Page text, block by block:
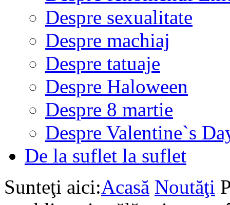
Despre sexualitate
Despre machiaj
Despre tatuaje
Despre Haloween
Despre 8 martie
Despre Valentine`s
De la suflet la suflet
Sunteţi aici:Acasă Noutăţi